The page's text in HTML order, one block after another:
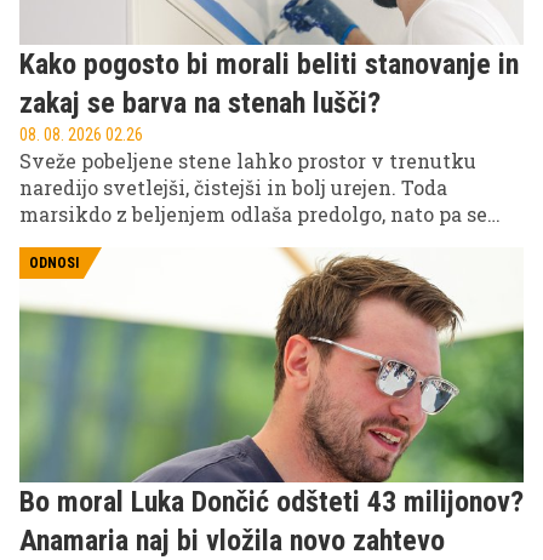
Kako pogosto bi morali beliti stanovanje in
zakaj se barva na stenah lušči?
08. 08. 2026 02.26
Sveže pobeljene stene lahko prostor v trenutku
naredijo svetlejši, čistejši in bolj urejen. Toda
marsikdo z beljenjem odlaša predolgo, nato pa se
madeži ali celo luščenje barve. Kdaj je torej čas za
novo plast barve in zakaj do poškodb sploh pride?
ODNOSI
Bo moral Luka Dončić odšteti 43 milijonov?
Anamaria naj bi vložila novo zahtevo